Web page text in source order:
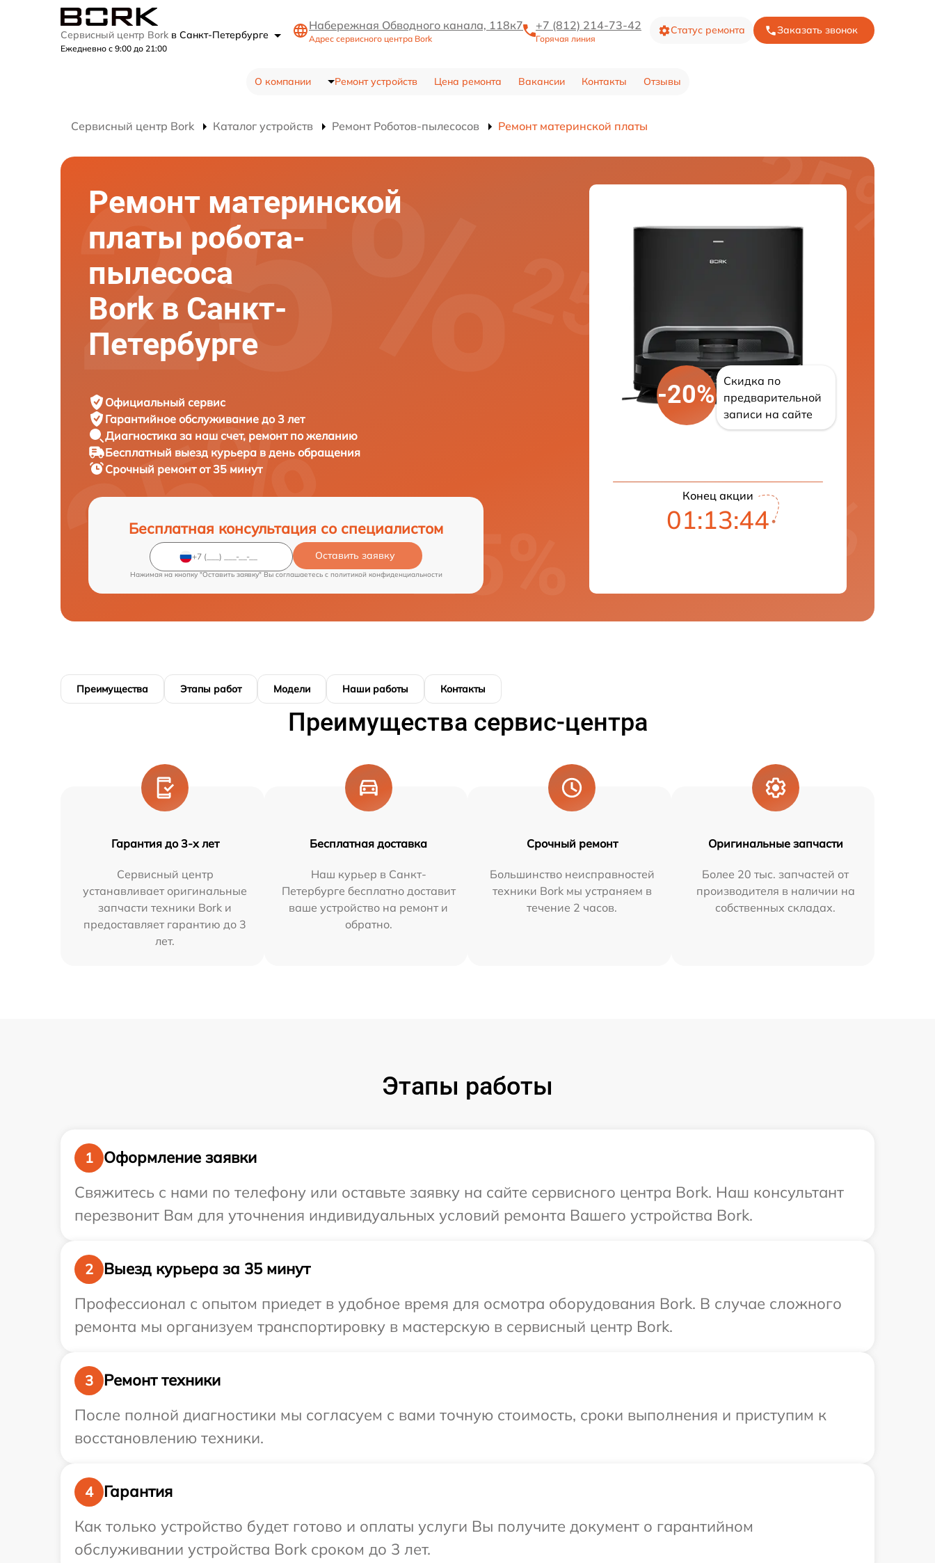
Сервисный центр Bork в Санкт-Петербурге
Ежедневно с 9:00 до 21:00
Набережная Обводного канала, 118к7
Адрес сервисного центра Bork
+7 (812) 214-73-42
Горячая линия
Статус ремонта Заказать звонок
О компании Ремонт устройств Цена ремонта Вакансии Контакты Отзывы
Сервисный центр Bork Каталог устройств Ремонт Роботов-пылесосов Ремонт материнской платы
Ремонт материнской
платы робота-
пылесоса
Bork в Санкт-
Петербурге
Официальный сервис
Гарантийное обслуживание до 3 лет
Диагностика за наш счет, ремонт по желанию
Бесплатный выезд курьера в день обращения
Срочный ремонтот 35 минут
Бесплатная консультация со специалистом
Оставить заявку
Нажимая на кнопку "Оставить заявку" Вы соглашаетесь c политикой конфиденциальности
-20%
Скидка по
предварительной
записи на сайте
Конец акции
01:13:42
Преимущества Этапы работ Модели Наши работы Контакты
Преимущества сервис-центра
Гарантия до 3-х лет
Сервисный центр
устанавливает оригинальные
запчасти техники Bork и
предоставляет гарантию до 3
лет.
Бесплатная доставка
Наш курьер в Санкт-
Петербурге бесплатно доставит
ваше устройство на ремонт и
обратно.
Срочный ремонт
Большинство неисправностей
техники Bork мы устраняем в
течение 2 часов.
Оригинальные запчасти
Более 20 тыс. запчастей от
производителя в наличии на
собственных складах.
Этапы работы
1
Оформление заявки
Свяжитесь с нами по телефону или оставьте заявку на сайте сервисного центра Bork. Наш консультант
перезвонит Вам для уточнения индивидуальных условий ремонта Вашего устройства Bork.
2
Выезд курьера за 35 минут
Профессионал с опытом приедет в удобное время для осмотра оборудования Bork. В случае сложного
ремонта мы организуем транспортировку в мастерскую в сервисный центр Bork.
3
Ремонт техники
После полной диагностики мы согласуем с вами точную стоимость, сроки выполнения и приступим к
восстановлению техники.
4
Гарантия
Как только устройство будет готово и оплаты услуги Вы получите документ о гарантийном
обслуживании устройства Bork сроком до 3 лет.